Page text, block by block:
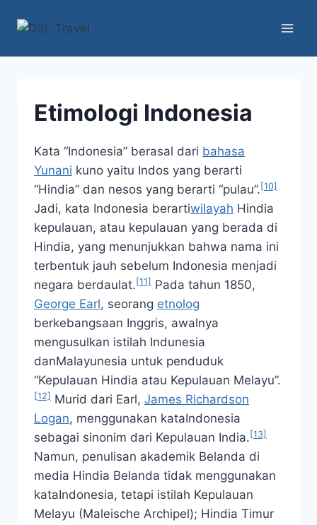
Etimologi Indonesia
Kata “Indonesia” berasal dari bahasa
Yunani kuno yaitu Indos yang berarti
“Hindia” dan nesos yang berarti “pulau”.[10]
Jadi, kata Indonesia berartiwilayah Hindia
kepulauan, atau kepulauan yang berada di
Hindia, yang menunjukkan bahwa nama ini
terbentuk jauh sebelum Indonesia menjadi
negara berdaulat.[11] Pada tahun 1850,
George Earl, seorang etnolog
berkebangsaan Inggris, awalnya
mengusulkan istilah Indunesia
danMalayunesia untuk penduduk
“Kepulauan Hindia atau Kepulauan Melayu”.
[12] Murid dari Earl, James Richardson
Logan, menggunakan kataIndonesia
sebagai sinonim dari Kepulauan India.[13]
Namun, penulisan akademik Belanda di
media Hindia Belanda tidak menggunakan
kataIndonesia, tetapi istilah Kepulauan
Melayu (Maleische Archipel); Hindia Timur